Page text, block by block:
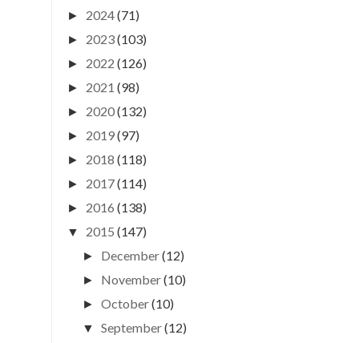
► 2024(71)
► 2023(103)
► 2022 (126)
► 2021 (98)
► 2020(132)
► 2019(97)
► 2018 (118)
► 2017(114)
► 2016 (138)
▼ 2015 (147)
► December(12)
► November(10)
►October(10)
▼September(12)